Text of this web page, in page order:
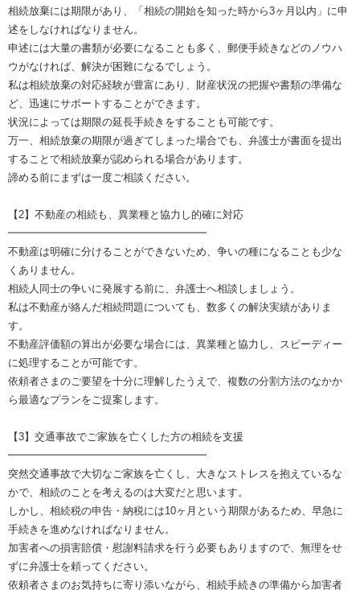
相続放棄には期限があり、「相続の開始を知った時から3ヶ月以内」に申
述をしなければなりません。
申述には大量の書類が必要になることも多く、郵便手続きなどのノウハ
ウがなければ、解決が困難になるでしょう。
私は相続放棄の対応経験が豊富にあり、財産状況の把握や書類の準備な
ど、迅速にサポートすることができます。
状況によっては期限の延長手続きをすることも可能です。
万一、相続放棄の期限が過ぎてしまった場合でも、弁護士が書面を提出
することで相続放棄が認められる場合があります。
諦める前にまずは一度ご相談ください。
【2】不動産の相続も、異業種と協力し的確に対応
━━━━━━━━━━━━━━━━━━━
不動産は明確に分けることができないため、争いの種になることも少な
くありません。
相続人同士の争いに発展する前に、弁護士へ相談しましょう。
私は不動産が絡んだ相続問題についても、数多くの解決実績がありま
す。
不動産評価額の算出が必要な場合には、異業種と協力し、スピーディー
に処理することが可能です。
依頼者さまのご要望を十分に理解したうえで、複数の分割方法のなかか
ら最適なプランをご提案します。
【3】交通事故でご家族を亡くした方の相続を支援
━━━━━━━━━━━━━━━━━━━
突然交通事故で大切なご家族を亡くし、大きなストレスを抱えているな
かで、相続のことを考えるのは大変だと思います。
しかし、相続税の申告・納税には10ヶ月という期限があるため、早急に
手続きを進めなければなりません。
加害者への損害賠償・慰謝料請求を行う必要もありますので、無理をせ
ずに弁護士を頼ってください。
依頼者さまのお気持ちに寄り添いながら、相続手続きの準備から加害者